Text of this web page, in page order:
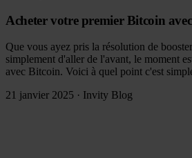
Acheter votre premier Bitcoin
Que vous ayez pris la résolution de
simplement d'aller de l'avant, le moment
avec Bitcoin. Voici à quel point c'est
21 janvier 2025 · Invity Blog